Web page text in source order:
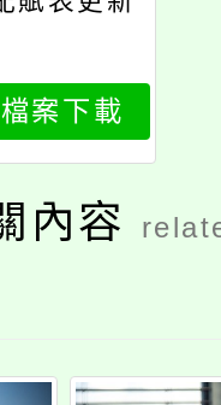
檔案下載
內容